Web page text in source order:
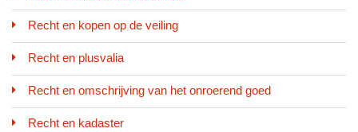
Recht en kopen op de veiling
Recht en plusvalia
Recht en omschrijving van het onroerend goed
Recht en kadaster